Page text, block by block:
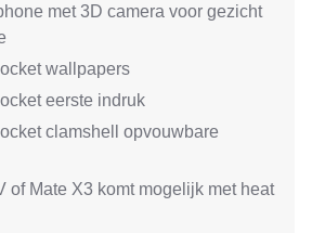
met 3D camera voor gezicht
wallpapers
eerste indruk
clamshell opvouwbare
of Mate X3 komt mogelijk met heat